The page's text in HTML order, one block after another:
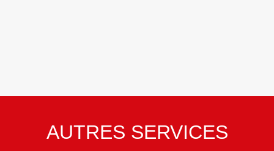
AUTRES SERVICES